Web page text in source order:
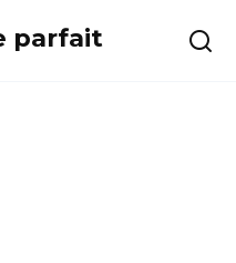
parfait